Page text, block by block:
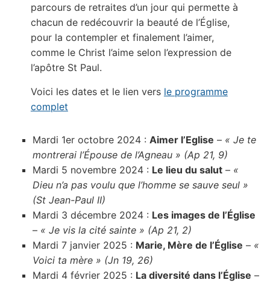
parcours de retraites d’un jour qui permette à
chacun de redécouvrir la beauté de l’Église,
pour la contempler et finalement l’aimer,
comme le Christ l’aime selon l’expression de
l’apôtre St Paul.
Voici les dates et le lien vers le programme
complet
Mardi 1er octobre 2024 : Aimer l’Eglise – « Je te
montrerai l’Épouse de l’Agneau » (Ap 21, 9)
Mardi 5 novembre 2024 : Le lieu du salut– «
Dieu n’a pas voulu que l’homme se sauve seul »
(St Jean-Paul II)
Mardi 3 décembre 2024 : Les images de l’Église
– « Je vis la cité sainte » (Ap 21, 2)
Mardi 7 janvier 2025 : Marie, Mère de l’Église – «
Voici ta mère » (Jn 19, 26)
Mardi 4 février 2025 : La diversité dans l’Église –